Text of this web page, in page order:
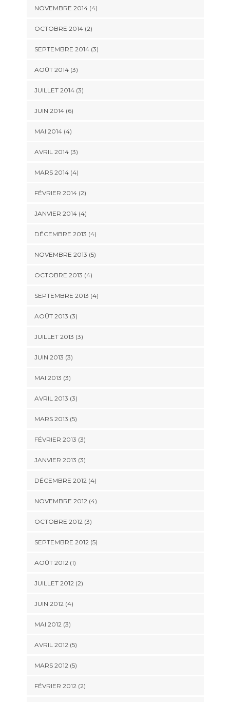
NOVEMBRE 2014(4)
OCTOBRE 2014(2)
SEPTEMBRE 2014(3)
AOÛT 2014(3)
JUILLET 2014(3)
JUIN 2014(6)
MAI 2014(4)
AVRIL 2014(3)
MARS 2014(4)
FÉVRIER 2014(2)
JANVIER 2014(4)
DÉCEMBRE 2013 (4)
NOVEMBRE 2013 (5)
OCTOBRE 2013 (4)
SEPTEMBRE 2013 (4)
AOÛT 2013 (3)
JUILLET 2013 (3)
JUIN 2013 (3)
MAI 2013 (3)
AVRIL 2013 (3)
MARS 2013 (5)
FÉVRIER 2013 (3)
JANVIER 2013 (3)
DÉCEMBRE 2012(4)
NOVEMBRE 2012(4)
OCTOBRE 2012(3)
SEPTEMBRE 2012(5)
AOÛT 2012(1)
JUILLET 2012(2)
JUIN 2012(4)
MAI 2012(3)
AVRIL 2012(5)
MARS 2012(5)
FÉVRIER 2012(2)